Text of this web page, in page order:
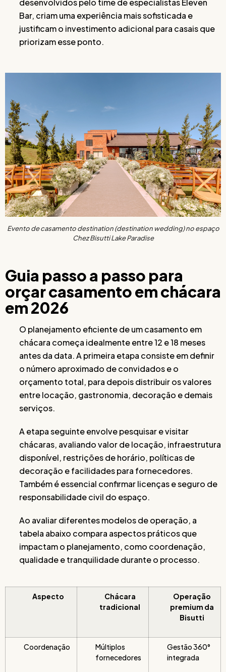
desenvolvidos pelo time de especialistas Eleven
Bar, criam uma experiência mais sofisticada e
justificam o investimento adicional para casais que
priorizam esse ponto.
Evento de casamento destination (destination wedding) no espaço
Chez Bisutti Lake Paradise
Guia passo a passo para
orçar casamento em chácara
em 2026
O planejamento eficiente de um casamento em
chácara começa idealmente entre 12 e 18 meses
antes da data. A primeira etapa consiste em definir
o número aproximado de convidados e o
orçamento total, para depois distribuir os valores
entre locação, gastronomia, decoração e demais
serviços.
A etapa seguinte envolve pesquisar e visitar
chácaras, avaliando valor de locação, infraestrutura
disponível, restrições de horário, políticas de
decoração e facilidades para fornecedores.
Também é essencial confirmar licenças e seguro de
responsabilidade civil do espaço.
Ao avaliar diferentes modelos de operação, a
tabela abaixo compara aspectos práticos que
impactam o planejamento, como coordenação,
qualidade e tranquilidade durante o processo.
Aspecto
Chácara
tradicional
Operação
premium da
Bisutti
Coordenação
Múltiplos
fornecedores
Gestão 360°
integrada